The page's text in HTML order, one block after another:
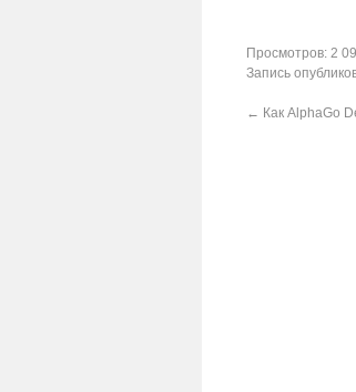
Просмотров: 2
Запись
← Как AlphaGo